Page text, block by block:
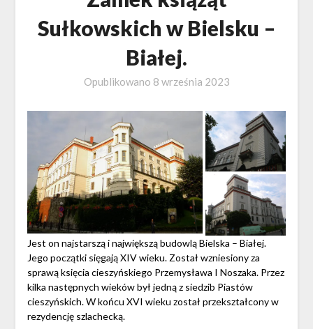
Sułkowskich w Bielsku –
Białej.
Opublikowano 8 września 2023
Jest on najstarszą i największą budowlą Bielska – Białej.
Jego początki sięgają XIV wieku. Został wzniesiony za
sprawą księcia cieszyńskiego Przemysława I Noszaka. Przez
kilka następnych wieków był jedną z siedzib Piastów
cieszyńskich. W końcu XVI wieku został przekształcony w
rezydencję szlachecką.